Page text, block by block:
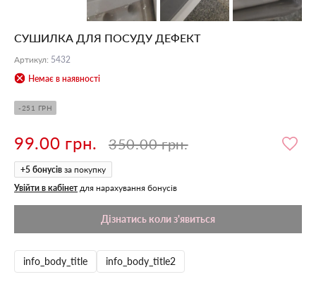
СУШИЛКА ДЛЯ ПОСУДУ ДЕФЕКТ
Артикул: 5432
Немає в наявності
-251 ГРН
99.00 грн. 350.00 грн.
+5 бонусів за покупку
Увійти в кабінет для нарахування бонусів
Дізнатись коли з'явиться
info_body_title info_body_title2